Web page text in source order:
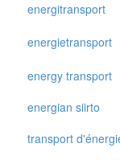
energitransport
energietransport
energy transport
energian siirto
transport